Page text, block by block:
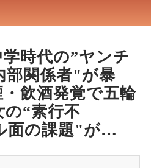
学時代の”ヤンチ
部関係者"が暴
飲酒発覚で五輪
の“素行不
面の課題"が…